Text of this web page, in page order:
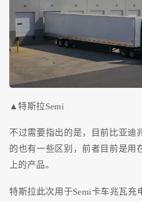
▲特斯拉Semi
不过需要指出的是，目前比亚迪
的也有一些区别，前者目前是用
上的产品。
特斯拉此次用于Semi卡车兆瓦充